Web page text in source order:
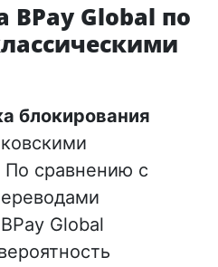
Global по
блокирования
сравнению с
Global